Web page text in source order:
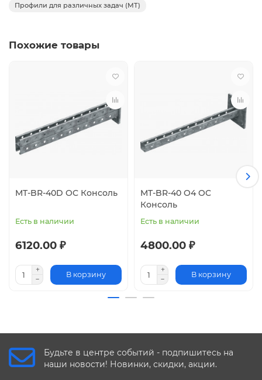
Профили для различных задач (MT)
Похожие товары
MT-BR-40D OC Консоль
Есть в наличии
6120.00 ₽
В корзину
MT-BR-40 O4 OC
Консоль
Есть в наличии
4800.00 ₽
В корзину
Будьте в центре событий - подпишитесь на
наши новости! Новинки, скидки, акции.